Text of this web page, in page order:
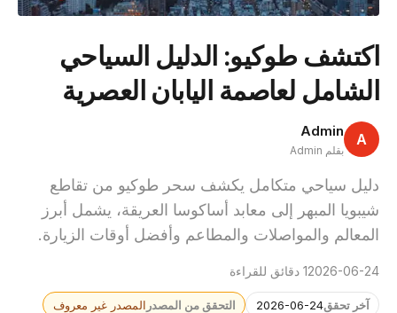
اكتشف طوكيو: الدليل السياحي
الشامل لعاصمة اليابان العصرية
A
Admin
بقلم Admin
دليل سياحي متكامل يكشف سحر طوكيو من تقاطع
شيبويا المبهر إلى معابد أساكوسا العريقة، يشمل أبرز
المعالم والمواصلات والمطاعم وأفضل أوقات الزيارة.
2026-06-241 دقائق للقراءة
آخر تحقق2026-06-24 التحقق من المصدر المصدر غير معروف